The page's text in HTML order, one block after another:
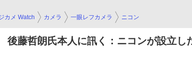
カメ Watch カメラ 一眼レフカメラ ニコン
後藤哲朗氏本人に訊く：ニコンが設立し